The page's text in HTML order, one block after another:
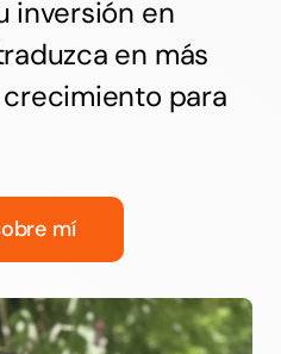
inversión en
en más
para
mí